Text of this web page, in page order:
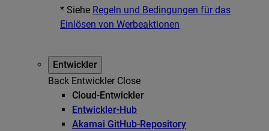
* Siehe Regeln und Bedingungen für das
Einlösen von Werbeaktionen
Entwickler
Back Entwickler Close
Cloud-Entwickler
Entwickler-Hub
Akamai GitHub-Repository